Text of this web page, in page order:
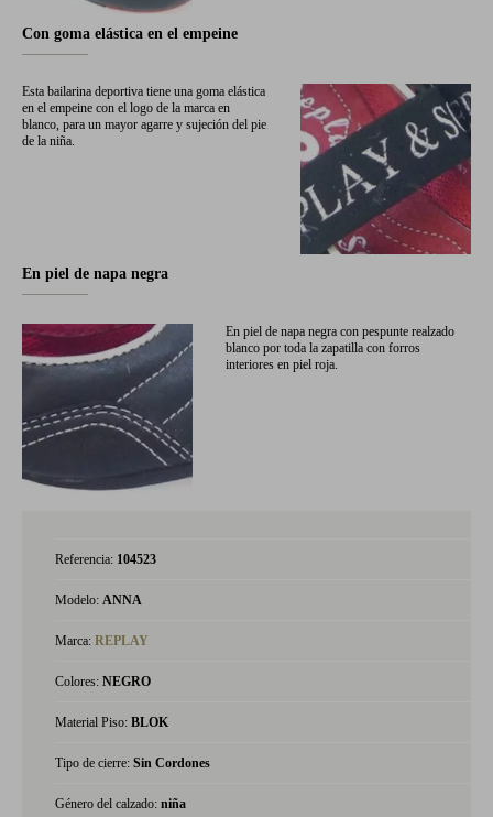
Con goma elástica en el empeine
Esta bailarina deportiva tiene una goma elástica
en el empeine con el logo de la marca en
blanco, para un mayor agarre y sujeción del pie
de la niña.
En piel de napa negra
En piel de napa negra con pespunte realzado
blanco por toda la zapatilla con forros
interiores en piel roja.
Referencia: 104523
Modelo: ANNA
Marca: REPLAY
Colores: NEGRO
Material Piso: BLOK
Tipo de cierre: Sin Cordones
Género del calzado: niña